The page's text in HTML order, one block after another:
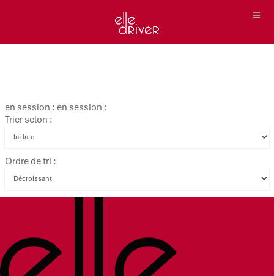
en session : en session :
Trier selon :
Ordre de tri :